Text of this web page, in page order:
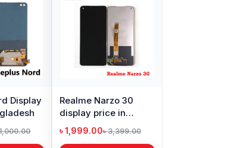
Display
Realme Narzo 30
display price in
Bangladesh
৳ 1,999.00৳ 3,399.00